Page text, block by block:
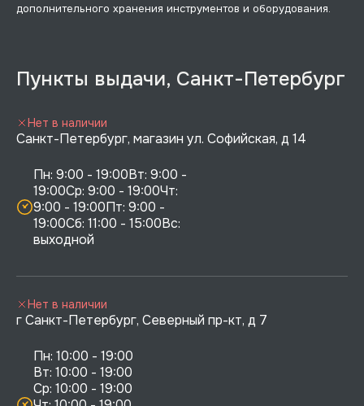
дополнительного хранения инструментов и оборудования.
Пункты выдачи, Санкт-Петербург
Санкт-Петербург, магазин ул. Софийская, д 14
Пн: 9:00 - 19:00Вт: 9:00 -
19:00Ср: 9:00 - 19:00Чт:
9:00 - 19:00Пт: 9:00 -
19:00Сб: 11:00 - 15:00Вс:
выходной
Нет в наличии
г Санкт-Петербург, Северный пр-кт, д 7
Пн: 10:00 - 19:00
Вт: 10:00 - 19:00
Ср: 10:00 - 19:00
Нет в наличии